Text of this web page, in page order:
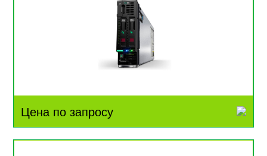
Цена по запросу